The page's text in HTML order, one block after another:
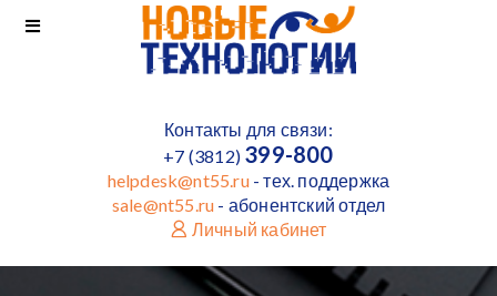
Контакты для связи:
+7 (3812) 399-800
helpdesk@nt55.ru- тех. поддержка
sale@nt55.ru - абонентский отдел
Личный кабинет